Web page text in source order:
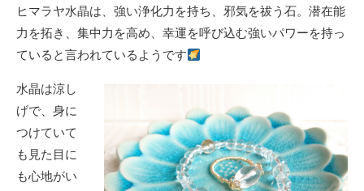
ヒマラヤ水晶は、強い浄化力を持ち、邪気を祓う石。潜在能
力を拓き、集中力を高め、幸運を呼び込む強いパワーを持っ
ていると言われているようです
水晶は涼し
げで、身に
つけていて
も見た目に
も心地がい